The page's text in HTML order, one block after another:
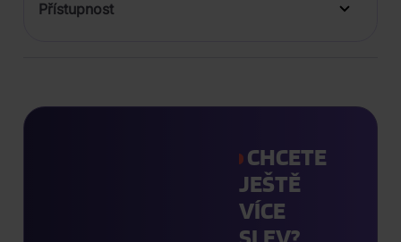
Přístupnost
CHCETE
JEŠTĚ
VÍCE